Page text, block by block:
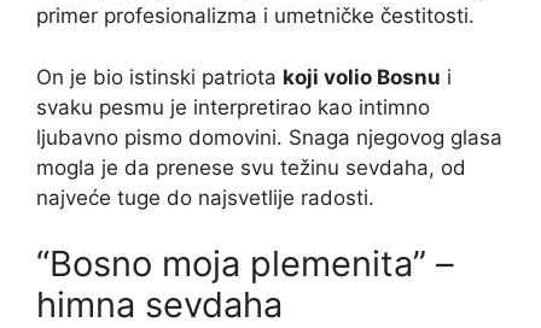
primer profesionalizma i umetničke čestitosti.
On je bio istinski patriota koji volio Bosnu i
svaku pesmu je interpretirao kao intimno
ljubavno pismo domovini. Snaga njegovog glasa
mogla je da prenese svu težinu sevdaha, od
najveće tuge do najsvetlije radosti.
“Bosno moja plemenita” –
himna sevdaha